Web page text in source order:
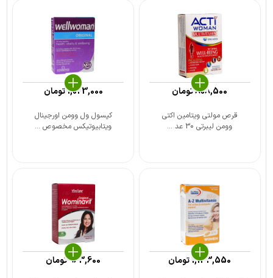
قرص مولتی ویتامین اکتی
وومن لیبرتی 30 عد ...
808,500تومان
کپسول ول وومن اورجینال
ویتابیوتیکس مخصوص ...
1,023,000تومان
1,133,550 تومان 963,600تومان